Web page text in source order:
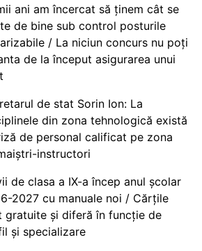
ani am încercat să ținem cât se
de bine sub control posturile
/ La niciun concurs nu poți
de la început asigurarea unui
de stat Sorin Ion: La
din zona tehnologică există
de personal calificat pe zona
instructori
de clasa a IX-a încep anul școlar
2027 cu manuale noi / Cărțile
gratuite și diferă în funcție de
și specializare